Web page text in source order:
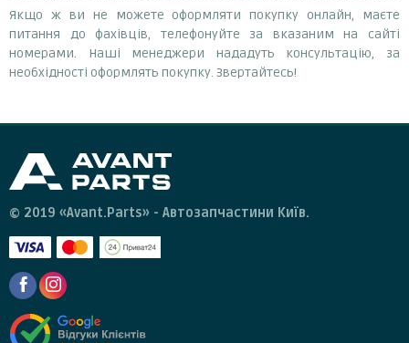
Якщо ж ви не можете оформляти покупку онлайн, маєте
питання до фахівців, телефонуйте за вказаним на сайті
номерами. Наші менеджери нададуть консультацію, за
необхідності оформлять покупку. Звертайтесь!
© 2019 «Avant.Parts» - Автозапчастини Київ.